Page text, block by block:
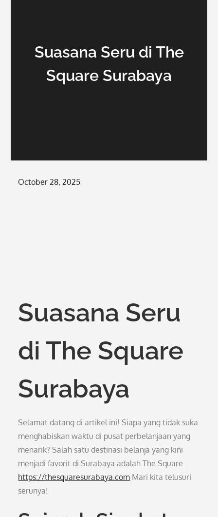
Suasana Seru di The
Square Surabaya
Posted
October 28, 2025
Suasana Seru
di The Square
Surabaya
Selamat datang di artikel ini! Siapa yang tidak suka
menghabiskan waktu di pusat perbelanjaan yang
menarik? Salah satu destinasi belanja yang kini
menjadi favorit di Surabaya adalah The Square.
https://thesquaresurabaya.com Mari kita telusuri
serunya!